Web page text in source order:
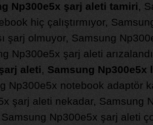
Np300e5x şarj aleti tamiri,
hiç çalıştırmıyor,
şarj olmuyor, Samsung
Np300e5x şarj aleti
aleti, Samsung
Np300e5x notebook adaptör
şarj aleti nekadar, Samsung
Np300e5x şarj aleti